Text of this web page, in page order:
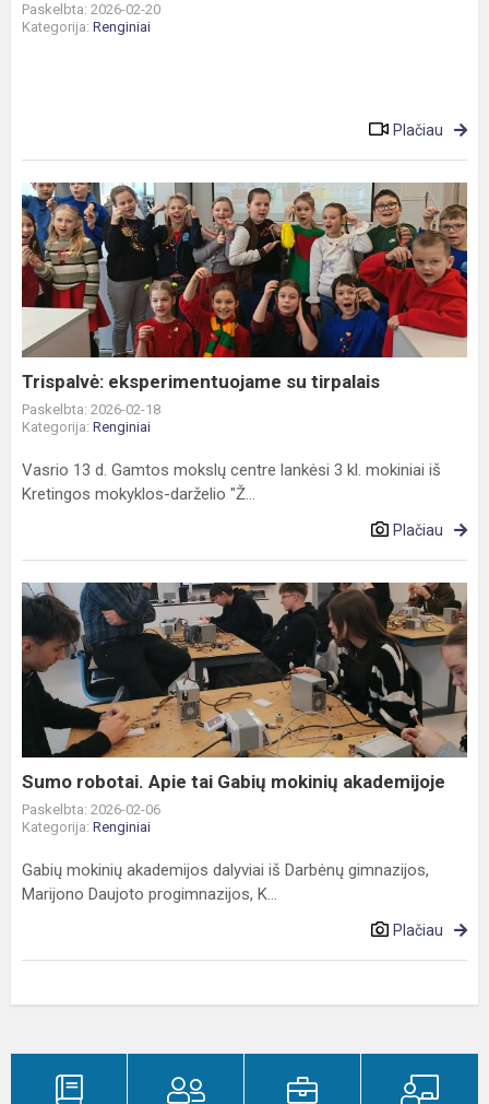
Paskelbta: 2026-02-20
Kategorija: Renginiai
Plačiau
Trispalvė:
eksperimentuojame
su
tirpalais
Trispalvė: eksperimentuojame su tirpalais
Paskelbta: 2026-02-18
Kategorija: Renginiai
Vasrio 13 d. Gamtos mokslų centre lankėsi 3 kl. mokiniai iš
Kretingos mokyklos-darželio "Ž...
Plačiau
Sumo
robotai.
Apie
tai
Gabių
mokinių
akademijoje
Sumo robotai. Apie tai Gabių mokinių akademijoje
Paskelbta: 2026-02-06
Kategorija: Renginiai
Gabių mokinių akademijos dalyviai iš Darbėnų gimnazijos,
Marijono Daujoto progimnazijos, K...
Plačiau